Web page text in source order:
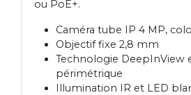
ou PoE+.
Caméra tube IP 4 MP,
Objectif fixe 2,8 mm
Technologie DeepInView
périmétrique
Illumination IR et LED